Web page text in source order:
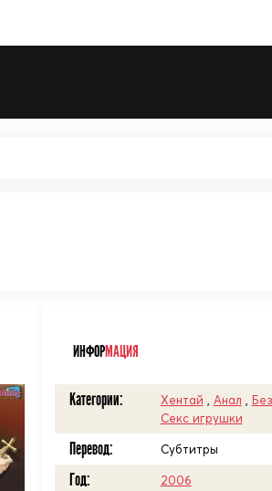
ИНФОРМАЦИЯ
Категории: Хентай Анал
Секс игрушки
Перевод: Субтитры
Год: 2006